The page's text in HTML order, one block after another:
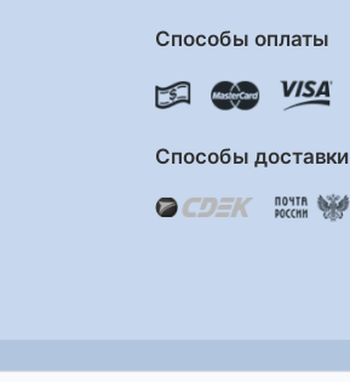
Способы оплаты
Способы доставки